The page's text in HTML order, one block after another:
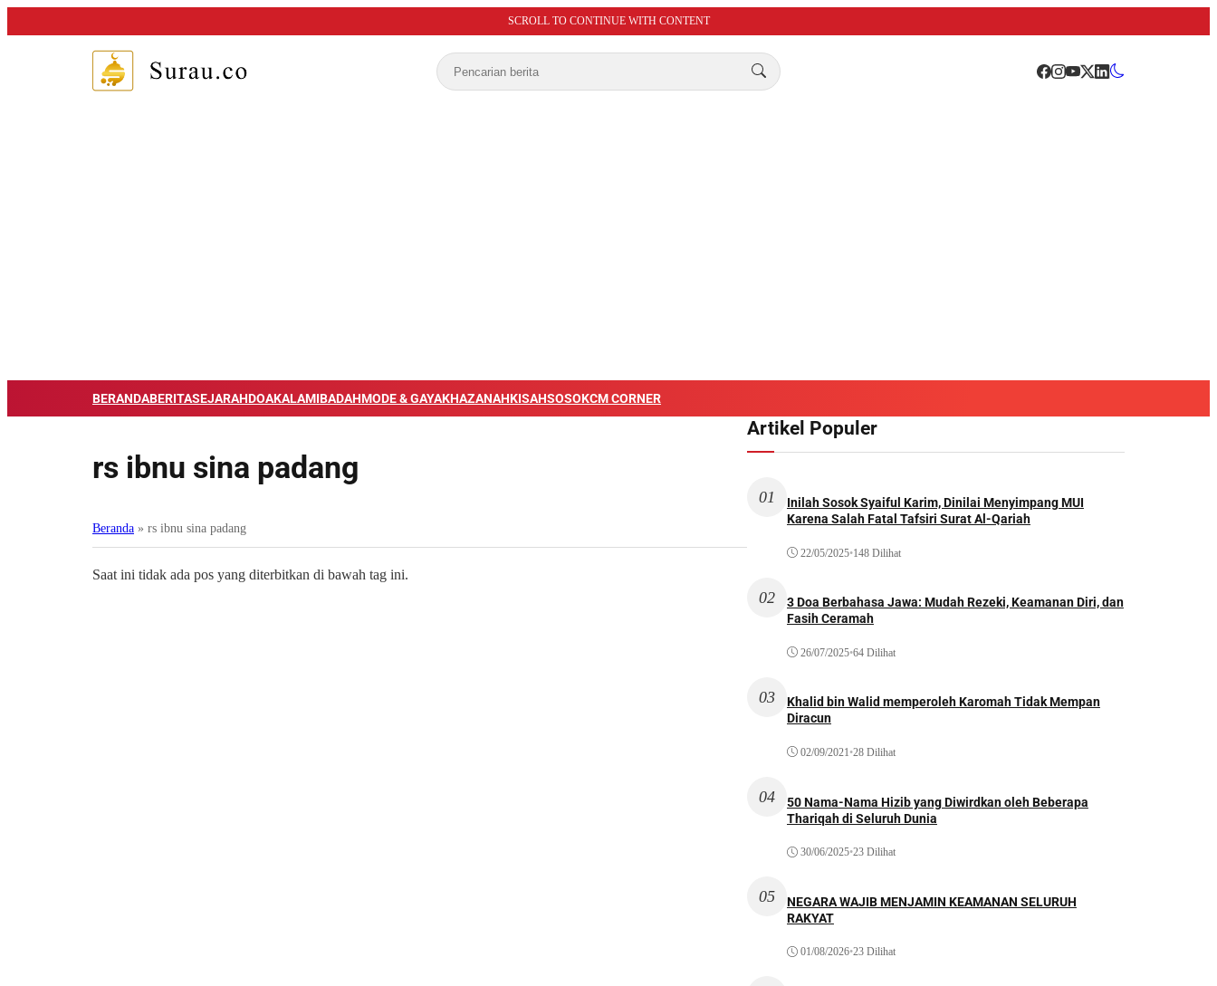
SCROLL TO CONTINUE WITH CONTENT
BERANDABERITASEJARAHDOAKALAMIBADAHMODE & GAYAKHAZANAHKISAHSOSOKCM CORNER
rs ibnu sina padang
Beranda » rs ibnu sina padang
Saat ini tidak ada pos yang diterbitkan di bawah tag ini.
Artikel Populer
01
Inilah Sosok Syaiful Karim, Dinilai Menyimpang MUI
Karena Salah Fatal Tafsiri Surat Al-Qariah
22/05/2025•148 Dilihat
02
3 Doa Berbahasa Jawa: Mudah Rezeki, Keamanan Diri, dan
Fasih Ceramah
26/07/2025•64 Dilihat
03
Khalid bin Walid memperoleh Karomah Tidak Mempan
Diracun
02/09/2021•28 Dilihat
04
50 Nama-Nama Hizib yang Diwirdkan oleh Beberapa
Thariqah di Seluruh Dunia
30/06/2025•23 Dilihat
05
NEGARA WAJIB MENJAMIN KEAMANAN SELURUH
RAKYAT
01/08/2026•23 Dilihat